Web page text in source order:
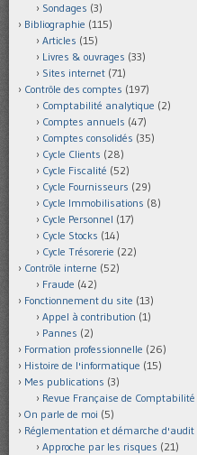
Sondages (3)
Bibliographie (115)
Articles (15)
Livres & ouvrages (33)
Sites internet (71)
Contrôle des comptes (197)
Comptabilité analytique (2)
Comptes annuels (47)
Comptes consolidés (35)
Cycle Clients (28)
Cycle Fiscalité (52)
Cycle Fournisseurs (29)
Cycle Immobilisations (8)
Cycle Personnel (17)
Cycle Stocks (14)
Cycle Trésorerie (22)
Contrôle interne (52)
Fraude (42)
Fonctionnement du site (13)
Appel à contribution (1)
Pannes (2)
Formation professionnelle (26)
Histoire de l'informatique (15)
Mes publications (3)
Revue Française de Comptabilité
On parle de moi (5)
Réglementation et démarche d'audit
Approche par les risques (21)